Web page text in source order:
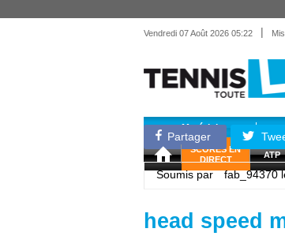
Vendredi 07 Août 2026 05:22 |
Matériel
SCORES EN
DIRECT
ATP
Partager
Soumis par fab_94370
head speed